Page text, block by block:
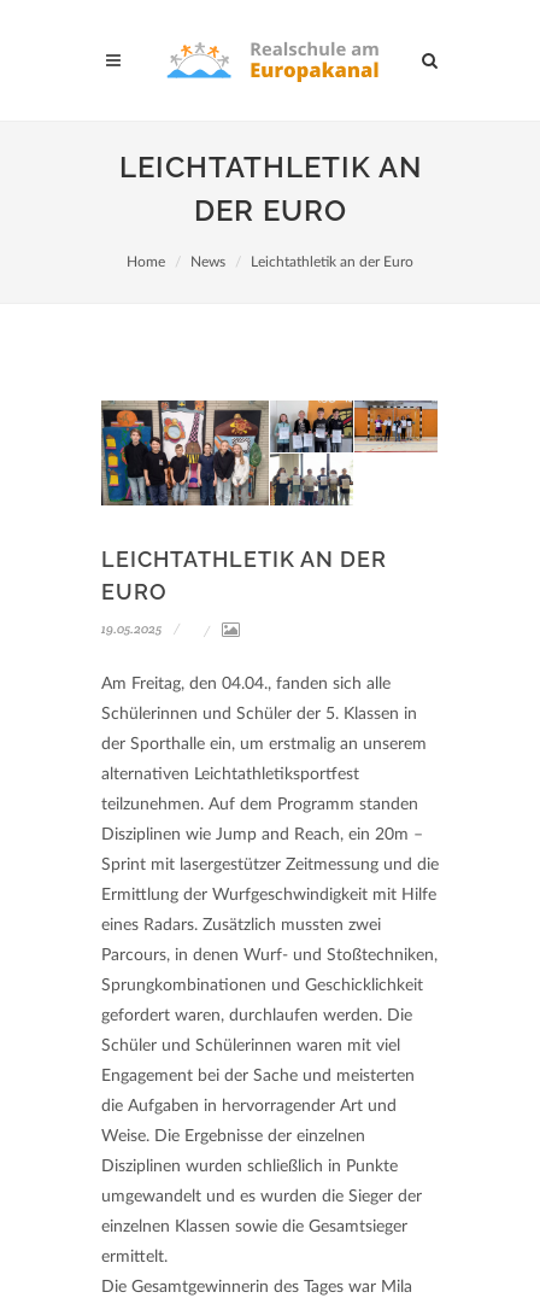
LEICHTATHLETIK AN
DER EURO
Home News Leichtathletik an der Euro
LEICHTATHLETIK AN DER
EURO
19.05.2025
Am Freitag, den 04.04., fanden sich alle
Schülerinnen und Schüler der 5. Klassen in
der Sporthalle ein, um erstmalig an unserem
alternativen Leichtathletiksportfest
teilzunehmen. Auf dem Programm standen
Disziplinen wie Jump and Reach, ein 20m –
Sprint mit lasergestützer Zeitmessung und die
Ermittlung der Wurfgeschwindigkeit mit Hilfe
eines Radars. Zusätzlich mussten zwei
Parcours, in denen Wurf- und Stoßtechniken,
Sprungkombinationen und Geschicklichkeit
gefordert waren, durchlaufen werden. Die
Schüler und Schülerinnen waren mit viel
Engagement bei der Sache und meisterten
die Aufgaben in hervorragender Art und
Weise. Die Ergebnisse der einzelnen
Disziplinen wurden schließlich in Punkte
umgewandelt und es wurden die Sieger der
einzelnen Klassen sowie die Gesamtsieger
ermittelt.
Die Gesamtgewinnerin des Tages war Mila